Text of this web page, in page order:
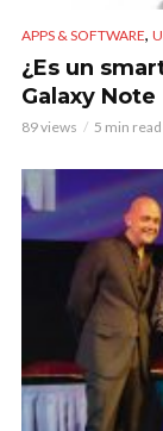
APPS & SOFTWARE,
¿Es un
Galaxy Note
89 views 5 min read